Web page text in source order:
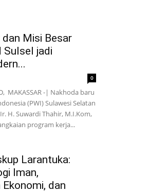
Misi Besar
Sulsel jadi
0
MAKASSAR -| Nakhoda baru
(PWI) Sulawesi Selatan
H. Suwardi Thahir, M.I.Kom,
program kerja...
Larantuka:
Iman,
dan